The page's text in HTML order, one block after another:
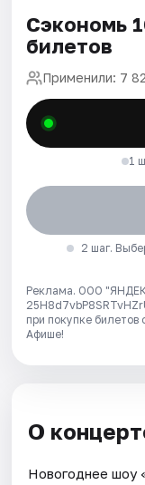
Сэкономь
билетов
Применили: 7
1
2 шаг.
Реклама. ООО
при покупке
Афише!
О
Новогоднее шоу